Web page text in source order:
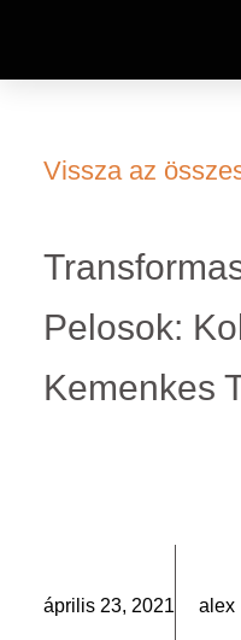
Vissza az
Pelosok:
Kemenkes
április 23, 2021 alex